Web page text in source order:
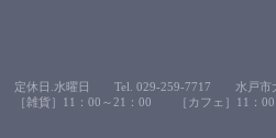
定休日.水曜日 Tel. 029-259-7717 水戸市
［雑貨］11：00～21：00 ［カフェ］11：00